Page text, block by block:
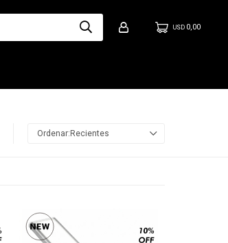
USD 0,00
Recientes